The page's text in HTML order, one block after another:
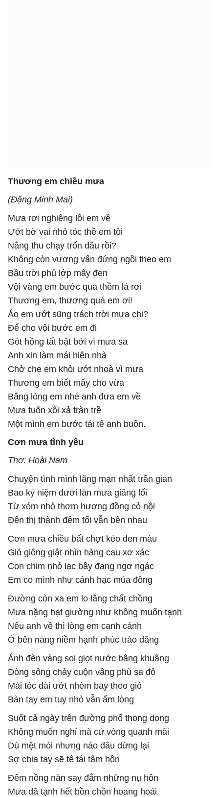
Thương em chiều mưa
(Đặng Minh Mai)
Mưa rơi nghiêng lối em về
Ướt bờ vai nhỏ tóc thề em tôi
Nắng thu chạy trốn đâu rồi?
Không còn vương vấn đứng ngồi theo em
Bầu trời phủ lớp mây đen
Vội vàng em bước qua thềm lá rơi
Thương em, thương quá em ơi!
Áo em ướt sũng trách trời mưa chi?
Để cho vội bước em đi
Gót hồng tất bật bởi vì mưa sa
Anh xin làm mái hiên nhà
Chở che em khỏi ướt nhoà vì mưa
Thương em biết mấy cho vừa
Bằng lòng em nhé anh đưa em về
Mưa tuôn xối xả tràn trề
Một mình em bước tái tê anh buồn.
Cơn mưa tình yêu
Thơ: Hoài Nam
Chuyện tình mình lãng mạn nhất trần gian
Bao kỷ niệm dưới làn mưa giăng lối
Từ xóm nhỏ thơm hương đồng cỏ nội
Đến thị thành đêm tối vẫn bên nhau
Cơn mưa chiều bất chợt kéo đen màu
Gió giông giật nhìn hàng cau xơ xác
Con chim nhỏ lạc bầy đang ngơ ngác
Em co mình như cánh hạc mùa đông
Đường còn xa em lo lắng chất chồng
Mưa nặng hạt giường như không muốn tạnh
Nếu anh về thì lòng em canh cánh
Ở bên nàng niềm hạnh phúc trào dâng
Ánh đèn vàng soi giọt nước bâng khuâng
Dòng sông chảy cuộn vầng phù sa đỏ
Mái tóc dài ướt nhèm bay theo gió
Bàn tay em tuy nhỏ vẫn ấm lòng
Suốt cả ngày trên đường phố thong dong
Không muốn nghỉ mà cứ vòng quanh mãi
Dù mệt mỏi nhưng nào đâu dừng lại
Sợ chia tay sẽ tê tái tâm hồn
Đêm nồng nàn say đắm những nụ hôn
Mưa đã tạnh hết bồn chồn hoang hoải